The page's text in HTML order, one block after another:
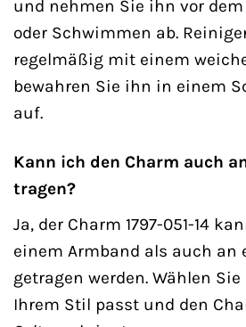
und nehmen Sie ihn vor dem
oder Schwimmen ab.
regelmäßig mit einem
bewahren Sie ihn in einem
auf.
Kann ich den Charm auch
tragen?
Ja, der Charm 1797-051-14
einem Armband als auch an
getragen werden. Wählen
Ihrem Stil passt und den